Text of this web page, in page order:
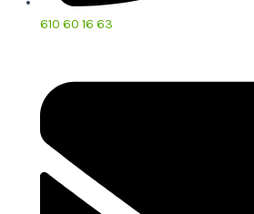
610 60 16 63